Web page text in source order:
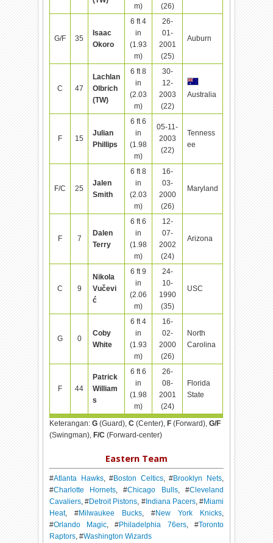
m) (26)
G/F 35
Isaac
Okoro
6 ft 4
in
(1.93
m)
26-
01-
2001
(25)
Auburn
C 47
Lachlan
Olbrich
(TW)
6 ft 8
in
(2.03
m)
30-
12-
2003
(22)
Australia
F 15
Julian
Phillips
6 ft 6
in
(1.98
m)
05-11-
2003
(22)
Tenness
ee
F/C 25
Jalen
Smith
6 ft 8
in
(2.03
m)
16-
03-
2000
(26)
Maryland
F 7
Dalen
Terry
6 ft 6
in
(1.98
m)
12-
07-
2002
(24)
Arizona
C 9
Nikola
Vučevi
ć
6 ft 9
in
(2.06
m)
24-
10-
1990
(35)
USC
G 0
Coby
White
6 ft 4
in
(1.93
m)
16-
02-
2000
(26)
North
Carolina
F 44
Patrick
William
s
6 ft 6
in
(1.98
m)
26-
08-
2001
(24)
Florida
State
Keterangan:G (Guard),C (Center), F (Forward),G/F
(Swingman), F/C (Forward-center)
Eastern Team
#Atlanta Hawks, #Boston Celtics, #Brooklyn Nets,
#Charlotte Hornets, #Chicago Bulls, #Cleveland
Cavaliers, #Detroit Pistons, #Indiana Pacers, #Miami
Heat, #Milwaukee Bucks, #New York Knicks,
#Orlando Magic, #Philadelphia 76ers, #Toronto
Raptors, #Washington Wizards